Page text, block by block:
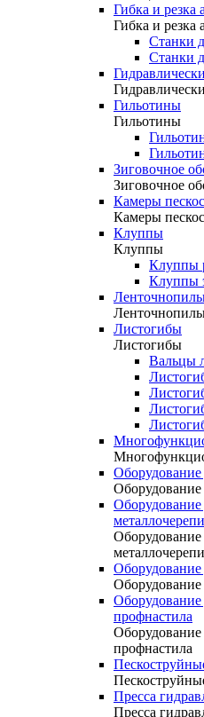
Гибка и резка
Гибка и резка
Станки
Станки
Гильотины
Гильотины
Зиговочное
Зиговочное
Камеры
Камеры
Клуппы
Клуппы
Клуппы
Клуппы
Листогибы
Листогибы
Вальцы
Оборудование
Оборудование
Оборудование
Оборудование
Оборудование
Оборудование
Оборудование
профнастила
Оборудование
профнастила
Пресса
Пресса